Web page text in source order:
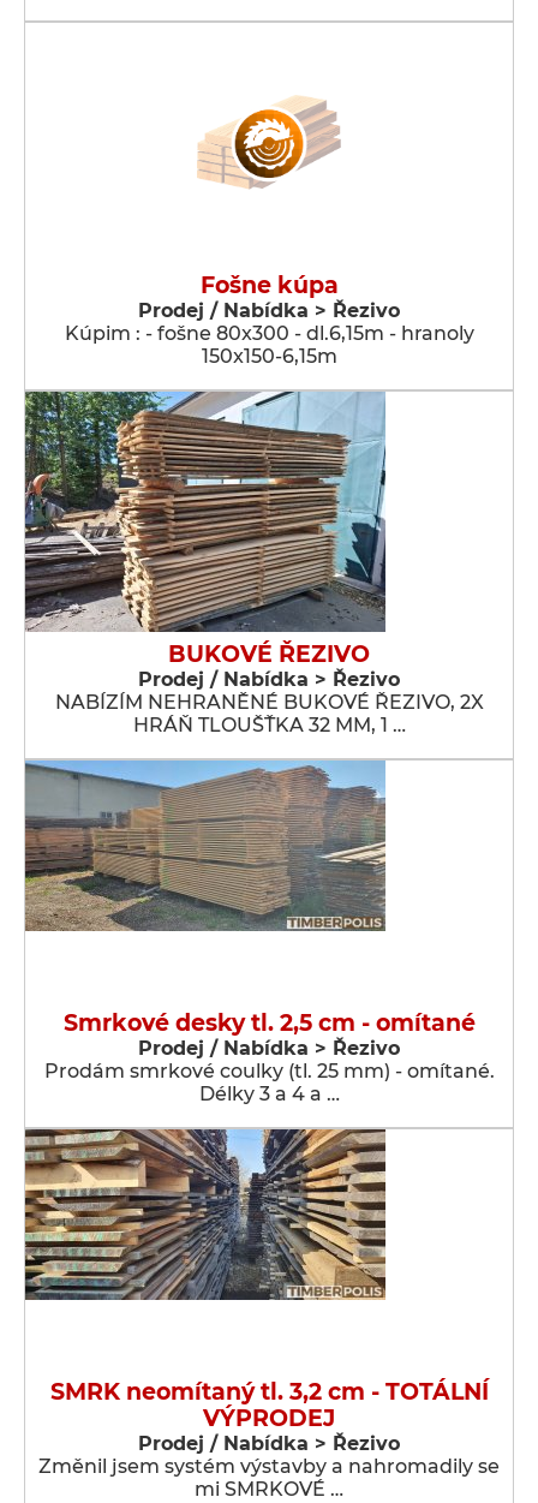
Fošne kúpa
Prodej / Nabídka > Řezivo
Kúpim : - fošne 80x300 - dl.6,15m - hranoly
150x150-6,15m
BUKOVÉ ŘEZIVO
Prodej / Nabídka > Řezivo
NABÍZÍM NEHRANĚNÉ BUKOVÉ ŘEZIVO, 2X
HRÁŇ TLOUŠŤKA 32 MM, 1 …
Smrkové desky tl. 2,5 cm - omítané
Prodej / Nabídka > Řezivo
Prodám smrkové coulky (tl. 25 mm) - omítané.
Délky 3 a 4 a …
SMRK neomítaný tl. 3,2 cm - TOTÁLNÍ
VÝPRODEJ
Prodej / Nabídka > Řezivo
Změnil jsem systém výstavby a nahromadily se
mi SMRKOVÉ …